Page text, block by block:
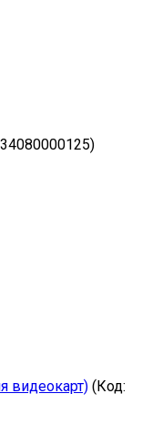
34080000125)
видеокарт) (Код: